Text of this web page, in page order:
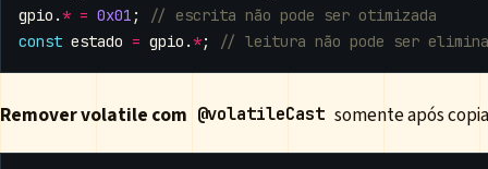
gpio . * = 0x01 ;
const estado = gpio . *;
Remover volatile com @volatileCast somente após